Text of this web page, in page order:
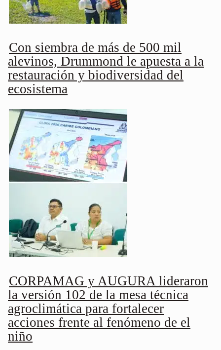
Con siembra de más de 500 mil
alevinos, Drummond le apuesta a la
restauración y biodiversidad del
ecosistema
CORPAMAG y AUGURA lideraron
la versión 102 de la mesa técnica
agroclimática para fortalecer
acciones frente al fenómeno de el
niño